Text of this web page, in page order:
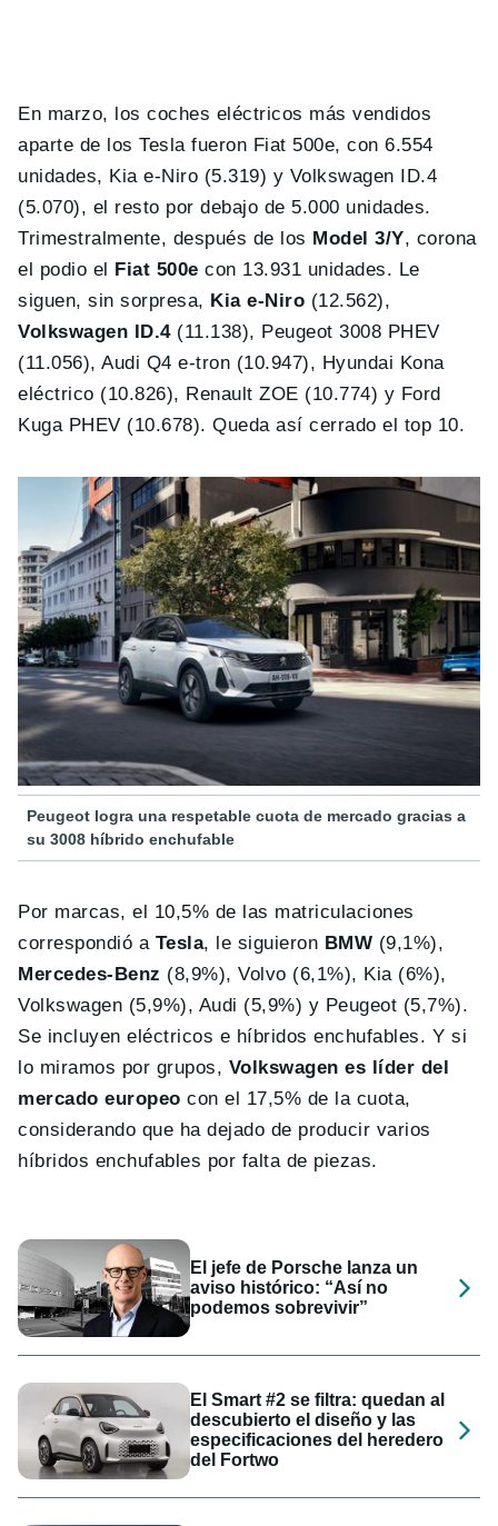
En marzo, los coches eléctricos más vendidos
aparte de los Tesla fueron Fiat 500e, con 6.554
unidades, Kia e-Niro (5.319) y Volkswagen ID.4
(5.070), el resto por debajo de 5.000 unidades.
Trimestralmente, después de los Model 3/Y, corona
el podio el
Fiat 500e con 13.931 unidades. Le
siguen, sin sorpresa, Kia e-Niro (12.562),
Volkswagen ID.4(11.138), Peugeot 3008 PHEV
(11.056), Audi Q4 e-tron (10.947), Hyundai Kona
eléctrico (10.826), Renault ZOE (10.774) y Ford
Kuga PHEV (10.678). Queda así cerrado el top 10.
Peugeot logra una respetable cuota de mercado gracias a
su 3008 híbrido enchufable
Por marcas, el 10,5% de las matriculaciones
correspondió a Tesla, le siguieron BMW (9,1%),
Mercedes-Benz (8,9%), Volvo (6,1%), Kia (6%),
Volkswagen (5,9%), Audi (5,9%) y Peugeot (5,7%).
Se incluyen eléctricos e híbridos enchufables. Y si
lo miramos por grupos, Volkswagen es líder del
mercado europeo con el 17,5% de la cuota,
considerando que ha dejado de producir varios
híbridos enchufables por falta de piezas.
El jefe de Porsche lanza un
aviso histórico: “Así no
podemos sobrevivir”
El Smart #2 se filtra: quedan al
descubierto el diseño y las
especificaciones del heredero
del Fortwo